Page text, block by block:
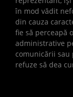
în mod vădit
din cauza
fie să perceapă
administrative
comunicării sau
refuze să dea